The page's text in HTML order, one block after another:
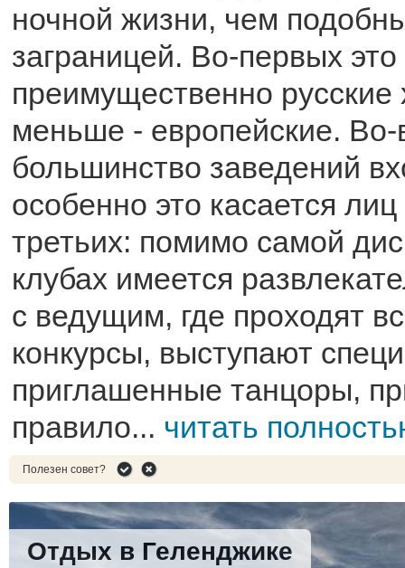
ночной жизни, чем
заграницей. Во-первых это
преимущественно русские
меньше - европейские. Во-
большинство заведений
особенно это касается
третьих: помимо самой
клубах имеется
с ведущим, где проходят
конкурсы, выступают
приглашенные танцоры,
правило... читать
Полезен совет?
Отдых в Геленджике